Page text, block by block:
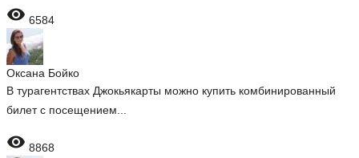
 6584
Оксана Бойко
В турагентствах Джокьякарты можно купить комбинированный
билет с посещением...
 8868